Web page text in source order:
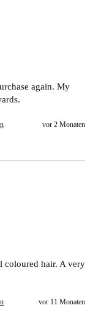
again. My
vor 2 Monaten
coloured hair. A very
vor 11 Monaten